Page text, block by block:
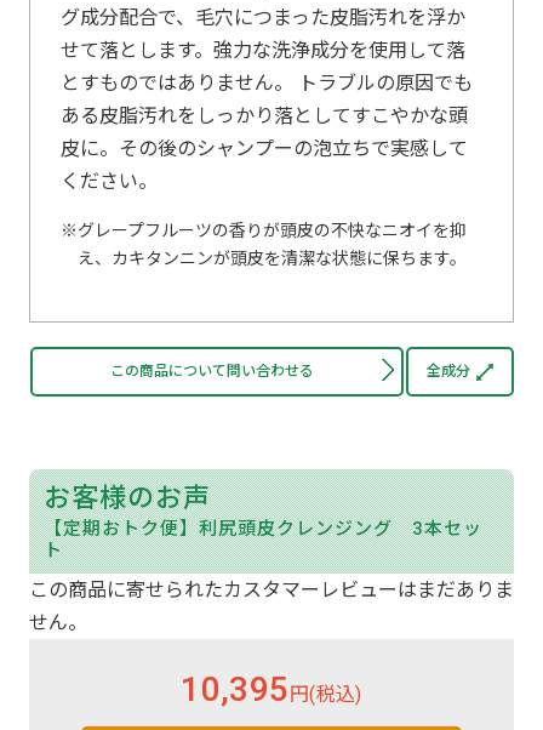
グ成分配合で、毛穴につまった皮脂汚れを浮か
せて落とします。強力な洗浄成分を使用して落
とすものではありません。 トラブルの原因でも
ある皮脂汚れをしっかり落としてすこやかな頭
皮に。その後のシャンプーの泡立ちで実感して
ください。
グレープフルーツの香りが頭皮の不快なニオイを抑
え、カキタンニンが頭皮を清潔な状態に保ちます。
この商品について問い合わせる 全成分
お客様のお声
【定期おトク便】利尻頭皮クレンジング 3本セッ
ト
この商品に寄せられたカスタマーレビューはまだありま
せん。
10,395円(税込)